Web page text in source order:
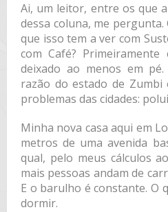
Ai, um leitor, entre os que
dessa coluna, me pergunta.
que isso tem a ver com
com Café?
deixado ao menos em
razão do estado de
problemas das cidades:
Minha nova casa aqui em
metros de uma avenida
qual, pelo meus cálculos
mais pessoas andam de
E o barulho é constante. O
dormir.